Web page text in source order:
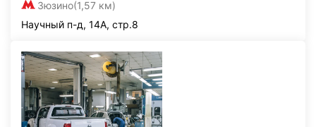
Зюзино(1,57 км)
Научный п-д, 14А, стр.8